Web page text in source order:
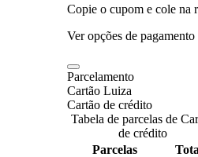
Copie o cupom e cole na
Ver opções de pagamento
Parcelamento
Cartão Luiza
Cartão de crédito
Tabela de parcelas de
de crédito
Parcelas